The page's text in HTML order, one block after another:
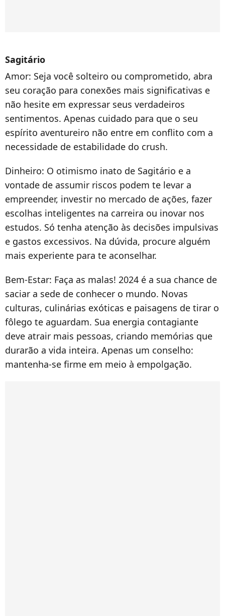
Sagitário
Amor: Seja você solteiro ou comprometido, abra
seu coração para conexões mais significativas e
não hesite em expressar seus verdadeiros
sentimentos. Apenas cuidado para que o seu
espírito aventureiro não entre em conflito com a
necessidade de estabilidade do crush.
Dinheiro: O otimismo inato de Sagitário e a
vontade de assumir riscos podem te levar a
empreender, investir no mercado de ações, fazer
escolhas inteligentes na carreira ou inovar nos
estudos. Só tenha atenção às decisões impulsivas
e gastos excessivos. Na dúvida, procure alguém
mais experiente para te aconselhar.
Bem-Estar: Faça as malas! 2024 é a sua chance de
saciar a sede de conhecer o mundo. Novas
culturas, culinárias exóticas e paisagens de tirar o
fôlego te aguardam. Sua energia contagiante
deve atrair mais pessoas, criando memórias que
durarão a vida inteira. Apenas um conselho:
mantenha-se firme em meio à empolgação.